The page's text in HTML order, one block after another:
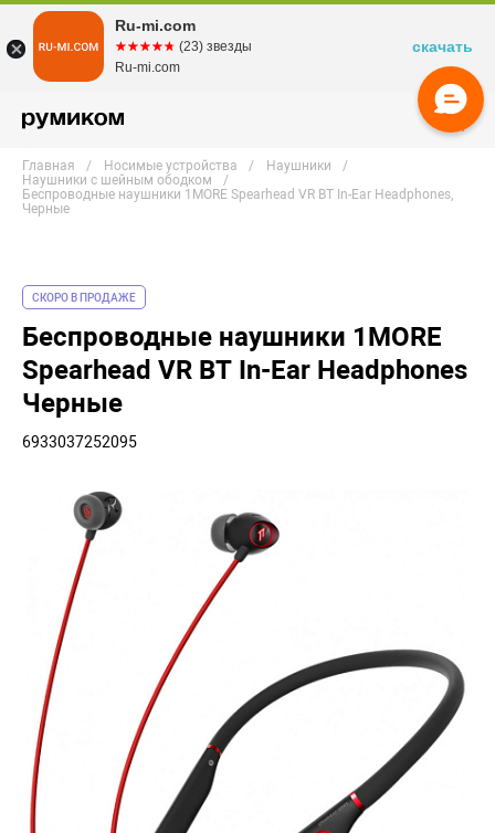
Главная Носимые устройства
Наушники
Наушники с шейным ободком
Беспроводные наушники 1MORE Spearhead VR BT In-Ear Headphones,
Черные
СКОРО В ПРОДАЖЕ
Беспроводные наушники 1MORE
Spearhead VR BT In-Ear Headphones
Черные
6933037252095
Ru-mi.com
☆☆☆☆☆
★★★★★ (23) звезды
Ru-mi.com
скачать